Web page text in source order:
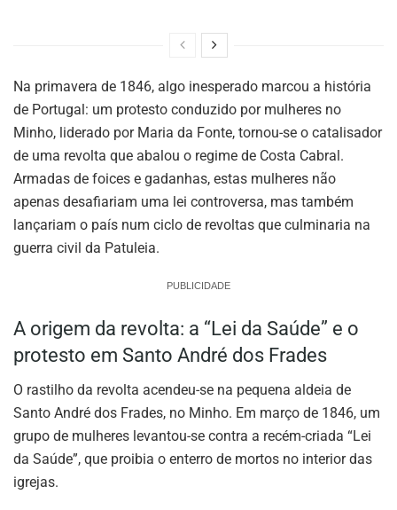
Na primavera de 1846, algo inesperado marcou a história
de Portugal: um protesto conduzido por mulheres no
Minho, liderado por Maria da Fonte, tornou-se o catalisador
de uma revolta que abalou o regime de Costa Cabral.
Armadas de foices e gadanhas, estas mulheres não
apenas desafiariam uma lei controversa, mas também
lançariam o país num ciclo de revoltas que culminaria na
guerra civil da Patuleia.
PUBLICIDADE
A origem da revolta: a “Lei da Saúde” e o
protesto em Santo André dos Frades
O rastilho da revolta acendeu-se na pequena aldeia de
Santo André dos Frades, no Minho. Em março de 1846, um
grupo de mulheres levantou-se contra a recém-criada “Lei
da Saúde”, que proibia o enterro de mortos no interior das
igrejas.